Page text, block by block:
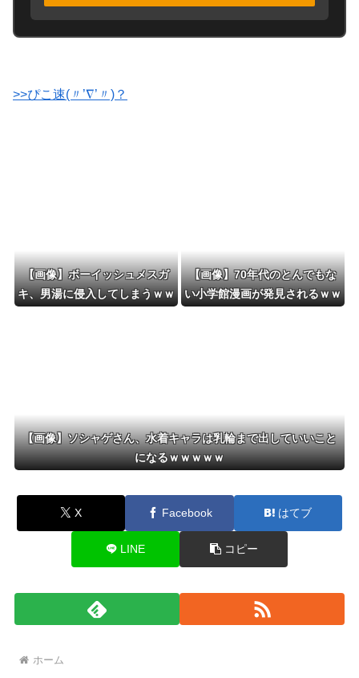
>>ぴこ速(〃’∇’〃)？
【画像】ボーイッシュメスガ
キ、男湯に侵入してしまうｗｗ
【画像】70年代のとんでもな
い小学館漫画が発見されるｗｗ
【画像】ソシャゲさん、水着キャラは乳輪まで出していいこと
になるｗｗｗｗｗ
X Facebook はてブ
LINE コピー
ホーム